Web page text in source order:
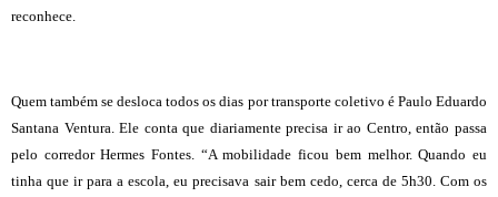
reconhece.
Quem também se desloca todos os dias por transporte coletivo é Paulo Eduardo
Santana Ventura. Ele conta que diariamente precisa ir ao Centro, então passa
pelo corredor Hermes Fontes. “A mobilidade ficou bem melhor. Quando eu
tinha que ir para a escola, eu precisava sair bem cedo, cerca de 5h30. Com os